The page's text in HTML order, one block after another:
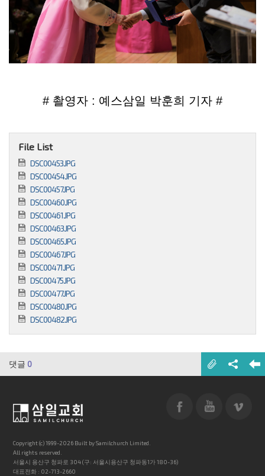
# 촬영자 : 예스삼일 박훈희 기자 #
File List
DSC00453.JPG
DSC00454.JPG
DSC00457.JPG
DSC00460.JPG
DSC00461.JPG
DSC00463.JPG
DSC00465.JPG
DSC00467.JPG
DSC00471.JPG
DSC00475.JPG
DSC00477.JPG
DSC00480.JPG
DSC00482.JPG
댓글 0
Copyright (c) 1999-2026 Built by Samilchurch Limited.
All rights reserved.
서울시 용산구 청파로 304 (구: 서울시용산구 청파동1가 180-36)
대표전화 : 02-713-2660